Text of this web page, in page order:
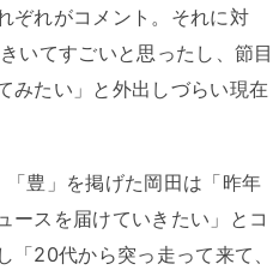
ぞれがコメント。それに対
いてすごいと思ったし、節目
みたい」と外出しづらい現在
豊」を掲げた岡田は「昨年
ースを届けていきたい」とコ
「20代から突っ走って来て、